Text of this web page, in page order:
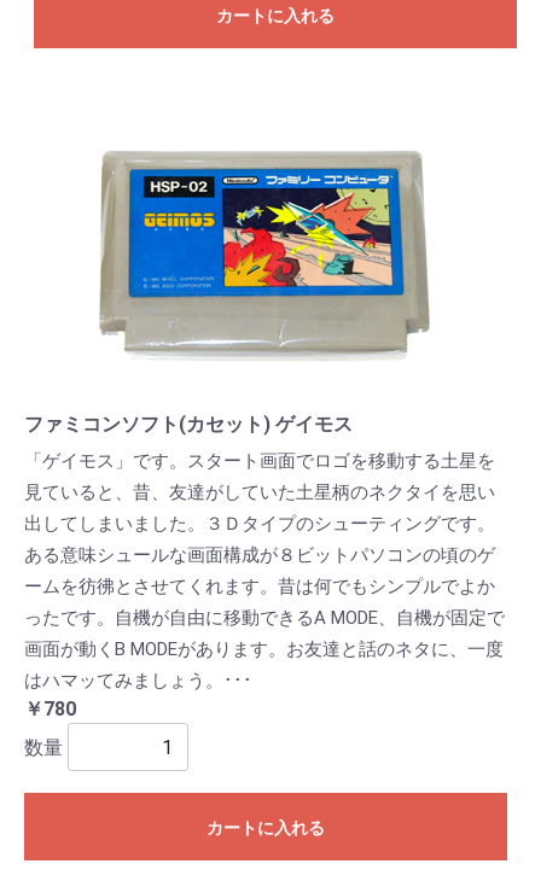
カートに入れる
ファミコンソフト(カセット) ゲイモス
「ゲイモス」です。スタート画面でロゴを移動する土星を
見ていると、昔、友達がしていた土星柄のネクタイを思い
出してしまいました。３Ｄタイプのシューティングです。
ある意味シュールな画面構成が８ビットパソコンの頃のゲ
ームを彷彿とさせてくれます。昔は何でもシンプルでよか
ったです。自機が自由に移動できるA MODE、自機が固定で
画面が動くB MODEがあります。お友達と話のネタに、一度
はハマッてみましょう。･･･
￥780
数量
カートに入れる